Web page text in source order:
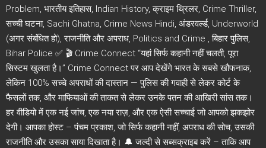
Problem, भारतीय इतिहास, Indian History, क्राइम थ्रिलर, Crime Thriller,
सच्ची घटना, Sachi Ghatna, Crime News Hindi, अंडरवर्ल्ड, Underworld
(अगर संबंधित हो), राजनीति और अपराध, Politics and Crime , बिहार पुलिस,
Bihar Police ✅ 🎬 Crime Connect “यहां सिर्फ कहानी नहीं चलती, पूरा
सिस्टम खुलता है।” Crime Connect पर आप देखेंगे भारत के सबसे खौफनाक,
लेकिन 100% सच्चे अपराधों की दास्तान — पुलिस की गवाही से लेकर कोर्ट के
फैसलों तक, और माफियाओं की ताकत से लेकर उनके पतन की आखिरी सांस तक।
हर वीडियो में एक नई जांच, एक नया राज़, और एक ऐसी सच्चाई जो आपको झकझोर
देगी। आपका होस्ट – पंचम प्रकाश, जो सिर्फ कहानी नहीं, अपराध की सोच, उसकी
राजनीति और उसका साया दिखाता है। 🔔 जल्दी से सब्सक्राइब करें – ताकि आप